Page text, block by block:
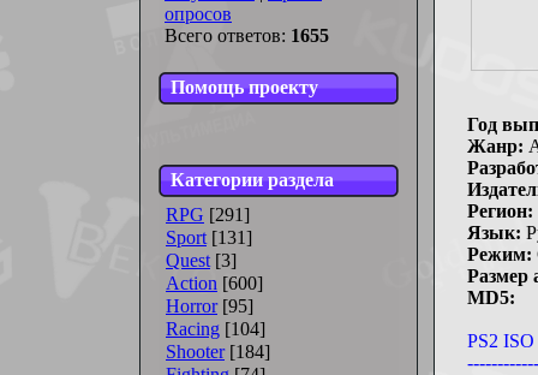
опросов
Всего ответов: 1655
Помощь проекту
Категории раздела
RPG [291]
Sport [131]
Quest [3]
Action [600]
Horror [95]
Racing [104]
Shooter [184]
Год
Жанр:
Регион:
Язык:
Режим:
Размер
MD5:
PS2